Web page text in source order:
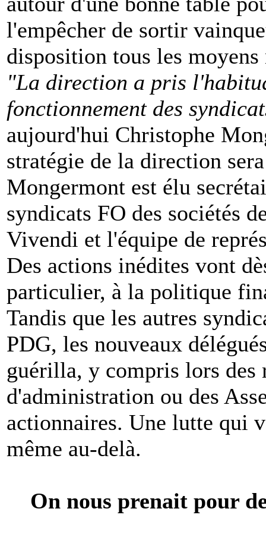
l'empêcher de sortir
disposition tous les moyens
"La direction a pris
fonctionnement des
aujourd'hui Christophe
stratégie de la direction
Mongermont est élu
syndicats FO des sociétés
Vivendi et l'équipe de
Des actions inédites vont
particulier, à la politique
Tandis que les autres
PDG, les nouveaux
guérilla, y compris lors des
d'administration ou des
actionnaires. Une lutte qui
même au-delà.
On nous prenait pour